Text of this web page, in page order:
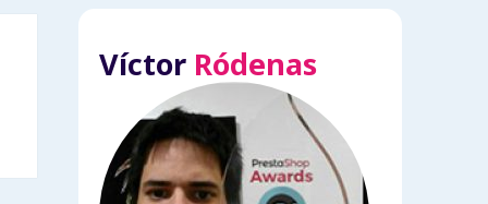
Víctor Ródenas